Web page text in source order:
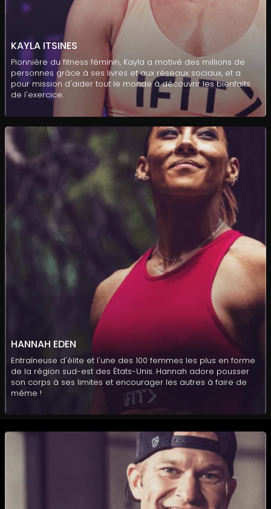
KAYLA ITSINES
Pionnière du fitness féminin, Kayla a motivé des millions de
personnes grâce à ses livres et aux réseaux sociaux, et a
pour mission d'aider tout le monde à découvrir les bienfaits
de l'exercice.
HANNAH EDEN
Entraîneuse d'élite et l'une des 100 femmes les plus en forme
de la région sud-est des États-Unis. Hannah adore pousser
son corps à ses limites et encourager les autres à faire de
même !